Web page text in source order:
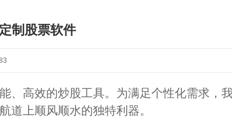
制股票软件
、高效的炒股工具。为满足个性化需求，
上顺风顺水的独特利器。